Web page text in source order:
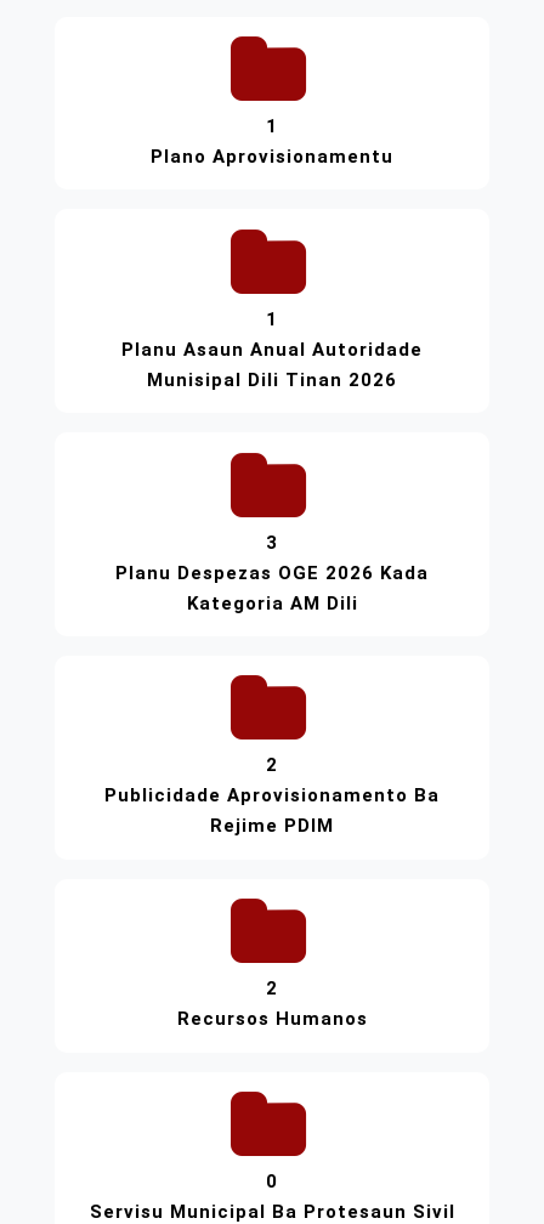
1
Plano Aprovisionamentu
1
Planu Asaun Anual Autoridade
Munisipal Dili Tinan 2026
3
Planu Despezas OGE 2026 Kada
Kategoria AM Dili
2
Publicidade Aprovisionamento Ba
Rejime PDIM
2
Recursos Humanos
0
Servisu Municipal Ba Protesaun Sivil